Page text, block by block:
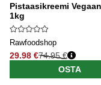
Pistaasikreemi
1kg
Rawfoodshop
29.98 €
Normaali hinta
74.95 €
OSTA